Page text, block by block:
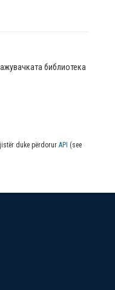
библиотека
duke përdorur API (see